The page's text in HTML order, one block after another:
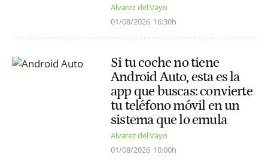
Alvarez del Vayo
01/08/2026 16:30h
Si tu coche no tiene
Android Auto, esta es la
app que buscas: convierte
tu teléfono móvil en un
sistema que lo emula
Alvarez del Vayo
01/08/2026 10:00h